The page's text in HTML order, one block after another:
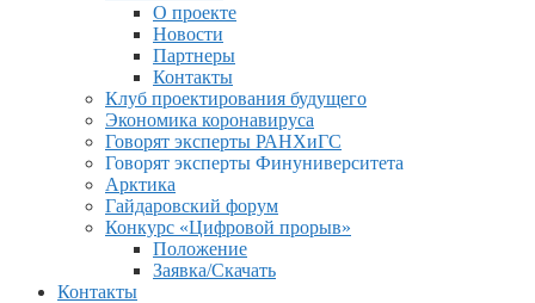
О проекте
Новости
Партнеры
Контакты
Клуб проектирования будущего
Экономика коронавируса
Говорят эксперты РАНХиГС
Говорят эксперты Финуниверситета
Арктика
Гайдаровский форум
Конкурс «Цифровой прорыв»
Положение
Заявка/Скачать
Контакты